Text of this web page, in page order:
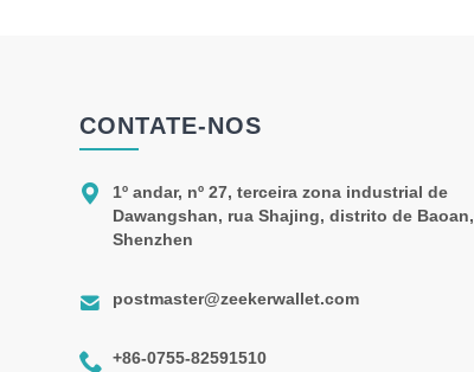
CONTATE-NOS

1º andar, nº 27, terceira zona industrial de
Dawangshan, rua Shajing, distrito de Baoan,
Shenzhen
 postmaster@zeekerwallet.com
 +86-0755-82591510